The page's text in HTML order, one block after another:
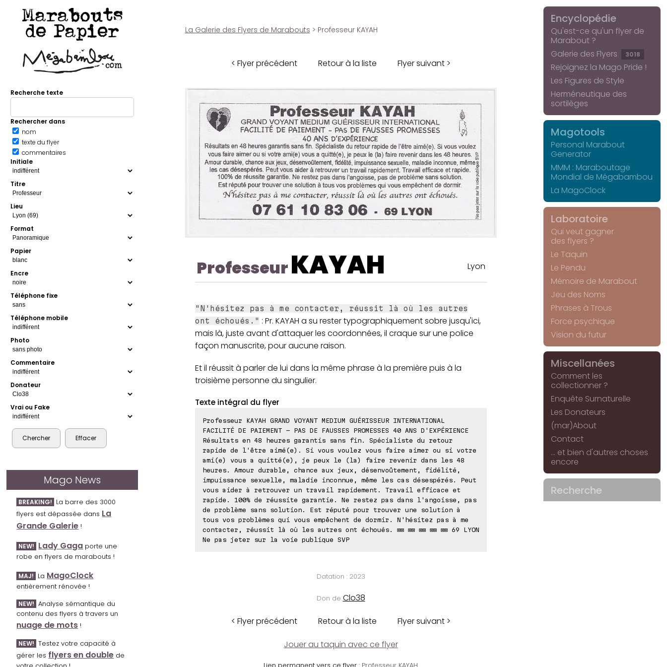
Marabouts
de Papier
Recherche texte
Rechercher dans
nom
texte du flyer
commentaires
Initiale
Titre
Lieu
Format
Papier
Encre
Téléphone fixe
Téléphone mobile
Photo
Commentaire
Donateur
Vrai ou Fake
Mago News
BREAKING! La barre des 3000
flyers est dépassée dans La
Grande Galerie !
NEW! Lady Gaga porte une
robe en flyers de marabouts !
MAJ! La MagoClock
entièrement rénovée !
NEW! Analyse sémantique du
contenu des flyers à travers un
nuage de mots !
NEW! Testez votre capacité à
gérer les flyers en double de
La Galerie des Flyers de Marabouts > Professeur KAYAH
< Flyer précédent Retour à la liste Flyer suivant >
ProfesseurKAYAH Lyon
"N'hésitez pas à me contacter, réussit là où les autres
ont échoués." : Pr. KAYAH a su rester typographiquement sobre jusqu'ici,
mais là, juste avant d'attaquer les coordonnées, il craque sur une police
façon manuscrite, pour aucune raison.
Et il réussit à parler de lui dans la même phrase à la première puis à la
troisième personne du singulier.
Texte intégral du flyer
Professeur KAYAH GRAND VOYANT MEDIUM GUÉRISSEUR INTERNATIONAL
FACILITÉ DE PAIEMENT - PAS DE FAUSSES PROMESSES 40 ANS D'EXPÉRIENCE
Résultats en 48 heures garantis sans fin. Spécialiste du retour
rapide de l'être aimé(e). Si vous voulez vous faire aimer ou si votre
ami(e) vous a quitté(e), je peux le (la) faire revenir dans les 48
heures. Amour durable, chance aux jeux, désenvoûtement, fidélité,
impuissance sexuelle, maladie inconnue, même les cas désespérés. Peut
vous aider à retrouver un travail rapidement. Travail efficace et
rapide. 100% de réussite garantie. Ne restez pas dans l'angoisse, pas
de problème sans solution. Est réputé pour trouver une solution à
tous vos problèmes qui vous empêchent de dormir. N'hésitez pas à me
contacter, réussit là où les autres ont échoués. ⊠⊠ ⊠⊠ ⊠⊠ ⊠⊠ ⊠⊠ 69 LYON
Ne pas jeter sur la voie publique SVP
Datation : 2023
Don de Clo38
< Flyer précédent Retour à la liste Flyer suivant >
Jouer au taquin avec ce flyer
Encyclopédie
Qu'est-ce qu'un flyer de
Marabout ?
Galerie des Flyers
3018
Rejoignez la Mago Pride !
Les Figures de Style
Herméneutique des
sortilèges
Magotools
Personal Marabout
Generator
MMM : Maraboutage
Mondial de Mégabambou
La MagoClock
Laboratoire
Qui veut gagner
des flyers ?
Le Taquin
Le Pendu
Mémoire de Marabout
Jeu des Noms
Phrases à Trous
Force psychique
Vision du futur
Miscellanées
Comment les
collectionner ?
Enquête Surnaturelle
Les Donateurs
(mar)About
Contact
... et bien d'autres choses
encore
Recherche